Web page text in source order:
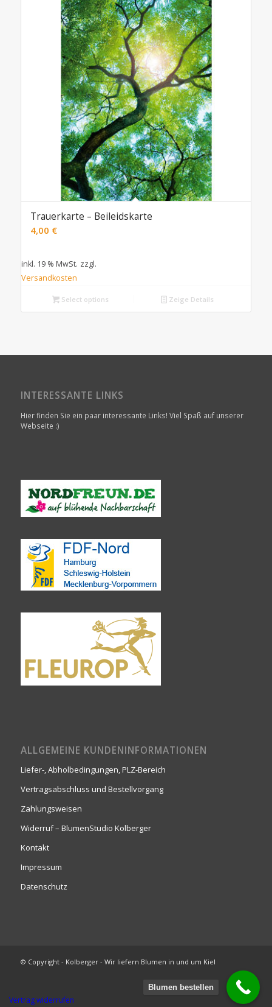
Trauerkarte – Beileidskarte
4,00 €
inkl. 19 % MwSt. zzgl.
Versandkosten
Select options Zeige Details
INTERESSANTE LINKS
Hier finden Sie ein paar interessante Links! Viel Spaß auf unserer
Webseite :)
ALLGEMEINE KUNDENINFORMATIONEN
Liefer-, Abholbedingungen, PLZ-Bereich
Vertragsabschluss und Bestellvorgang
Zahlungsweisen
Widerruf – BlumenStudio Kolberger
Kontakt
Impressum
Datenschutz
© Copyright - Kolberger - Wir liefern Blumen in und um Kiel
Vertrag widerrufen
Blumen bestellen